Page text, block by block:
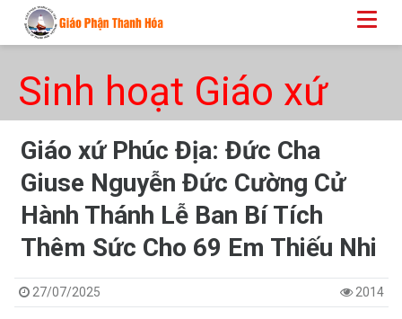
Sinh hoạt Giáo xứ
Giáo xứ Phúc Địa: Đức Cha
Giuse Nguyễn Đức Cường Cử
Hành Thánh Lễ Ban Bí Tích
Thêm Sức Cho 69 Em Thiếu Nhi
27/07/2025 2014